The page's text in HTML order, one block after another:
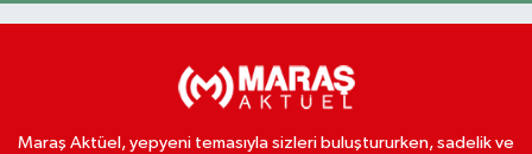
Maraş Aktüel, yepyeni temasıyla sizleri buluştururken, sadelik ve